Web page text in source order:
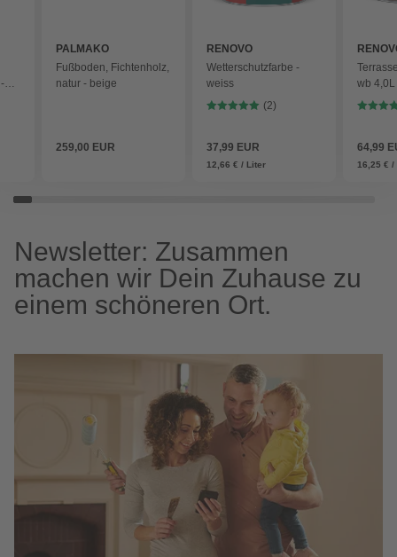
PALMAKO
Fußboden, Fichtenholz,
natur - beige
259,00 EUR
RENOVO
Wetterschutzfarbe -
weiss
(2)
37,99 EUR
12,66 € / Liter
wb
7016 -
64,99
16,25 € /
Newsletter: Zusammen
machen wir Dein Zuhause zu
einem schöneren Ort.